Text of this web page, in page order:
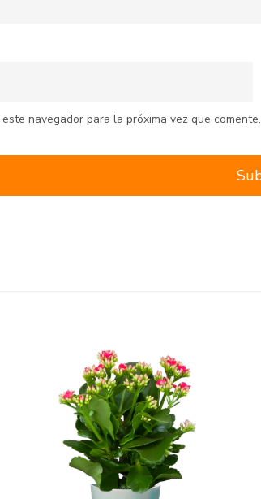
navegador para la próxima vez que comente.